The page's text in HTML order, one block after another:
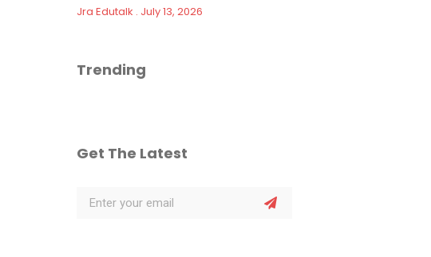
Jra Edutalk July 13, 2026
Trending
Get The Latest